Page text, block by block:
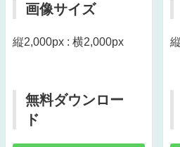
画像サイズ
縦2,000px : 横2,000px
無料ダウンロー
ド